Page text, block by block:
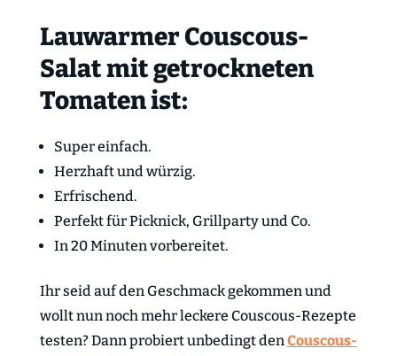
Lauwarmer Couscous-
Salat mit getrockneten
Tomaten ist:
Super einfach.
Herzhaft und würzig.
Erfrischend.
Perfekt für Picknick, Grillparty und Co.
In 20 Minuten vorbereitet.
Ihr seid auf den Geschmack gekommen und
wollt nun noch mehr leckere Couscous-Rezepte
testen? Dann probiert unbedingt denCouscous-